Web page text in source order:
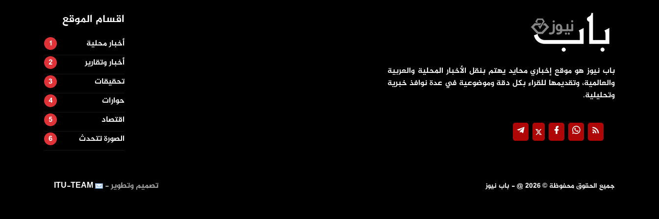
باب نيوز هو موقع إخباري محايد يهتم بنقل الأخبار المحلية والعربية
والعالمية، وتقديمها للقراء بكل دقة وموضوعية في عدة نوافذ خبرية
وتحليلية.
اقسام الموقع
أخبار محلية
أخبار وتقارير
تحقيقات
حوارات
اقتصاد
الصورة تتحدث
جميع الحقوق محفوظة ©2026@ - باب نيوز تصميم وتطوير - ITU-TEAM